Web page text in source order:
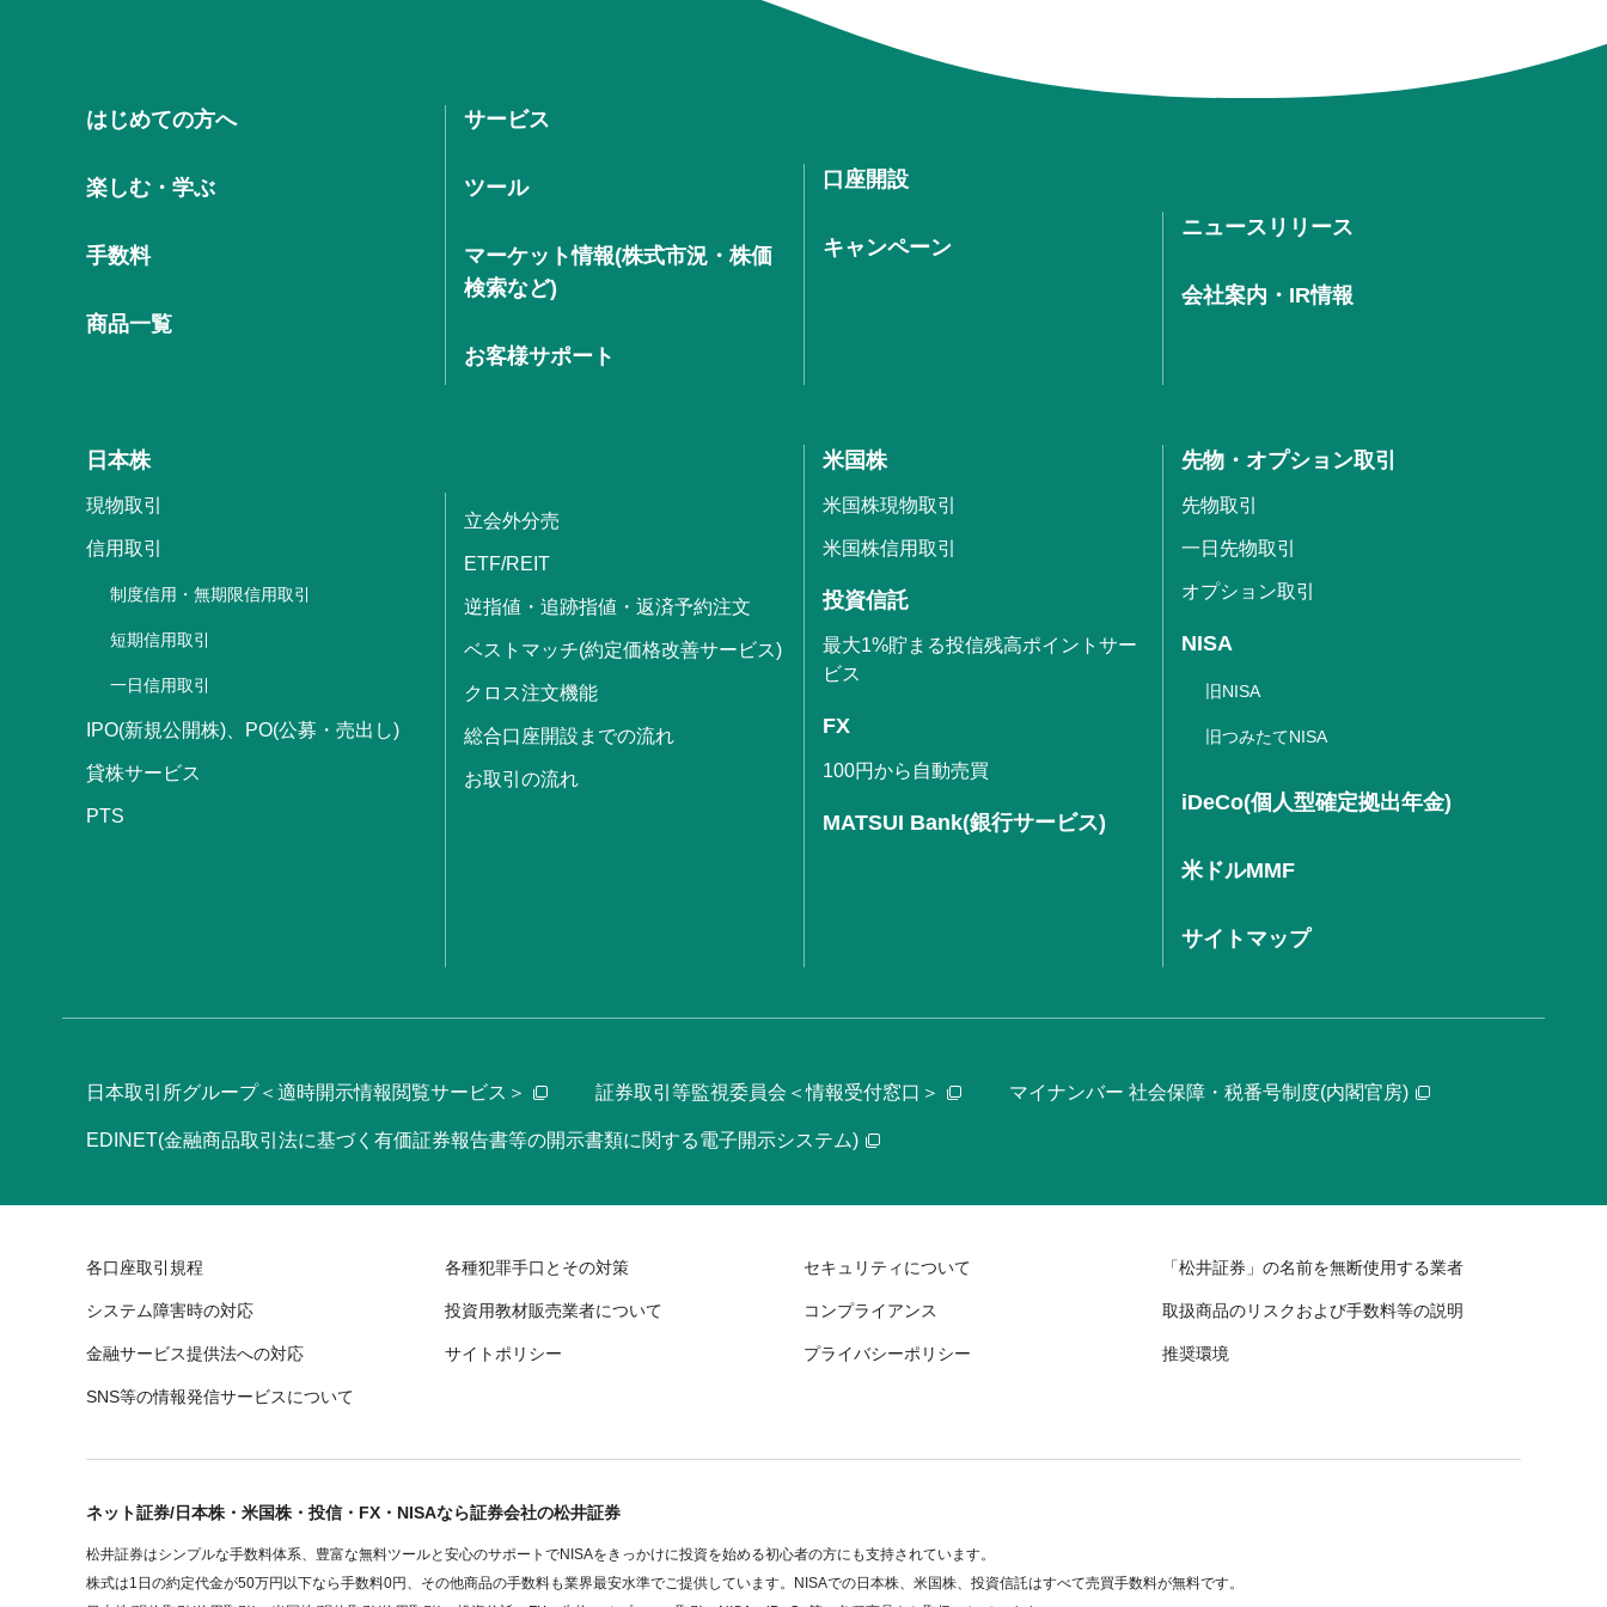
はじめての方へ
楽しむ・学ぶ
手数料
商品一覧
サービス
ツール
マーケット情報(株式市況・株価
検索など)
お客様サポート
口座開設
キャンペーン
ニュースリリース
会社案内・IR情報
日本株
現物取引
信用取引
制度信用・無期限信用取引
短期信用取引
一日信用取引
IPO(新規公開株)、PO(公募・売出し)
貸株サービス
PTS
立会外分売
ETF/REIT
逆指値・追跡指値・返済予約注文
ベストマッチ(約定価格改善サービス)
クロス注文機能
総合口座開設までの流れ
お取引の流れ
米国株
米国株現物取引
米国株信用取引
投資信託
最大1%貯まる投信残高ポイントサー
ビス
FX
100円から自動売買
MATSUI Bank(銀行サービス)
先物・オプション取引
先物取引
一日先物取引
オプション取引
NISA
旧NISA
旧つみたてNISA
iDeCo(個人型確定拠出年金)
米ドルMMF
サイトマップ
日本取引所グループ＜適時開示情報閲覧サービス＞ 証券取引等監視委員会＜情報受付窓口＞ マイナンバー 社会保障・税番号制度(内閣官房)
EDINET(金融商品取引法に基づく有価証券報告書等の開示書類に関する電子開示システム)
各口座取引規程 各種犯罪手口とその対策 セキュリティについて 「松井証券」の名前を無断使用する業者
システム障害時の対応 投資用教材販売業者について コンプライアンス 取扱商品のリスクおよび手数料等の説明
金融サービス提供法への対応 サイトポリシー プライバシーポリシー 推奨環境
SNS等の情報発信サービスについて
ネット証券/日本株・米国株・投信・FX・NISAなら証券会社の松井証券
松井証券はシンプルな手数料体系、豊富な無料ツールと安心のサポートでNISAをきっかけに投資を始める初心者の方にも支持されています。
株式は1日の約定代金が50万円以下なら手数料0円、その他商品の手数料も業界最安水準でご提供しています。NISAでの日本株、米国株、投資信託はすべて売買手数料が無料です。